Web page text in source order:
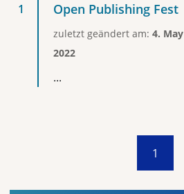
Open Publishing Fest
zuletzt geändert am: 4. May
2022
...
1